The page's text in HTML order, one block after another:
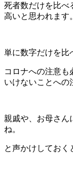
死者数だけを比べ
高いと思われます。
単に数字だけを比
コロナへの注意も
いけないことへの
親戚や、お母さん
ね。
と声かけしておく